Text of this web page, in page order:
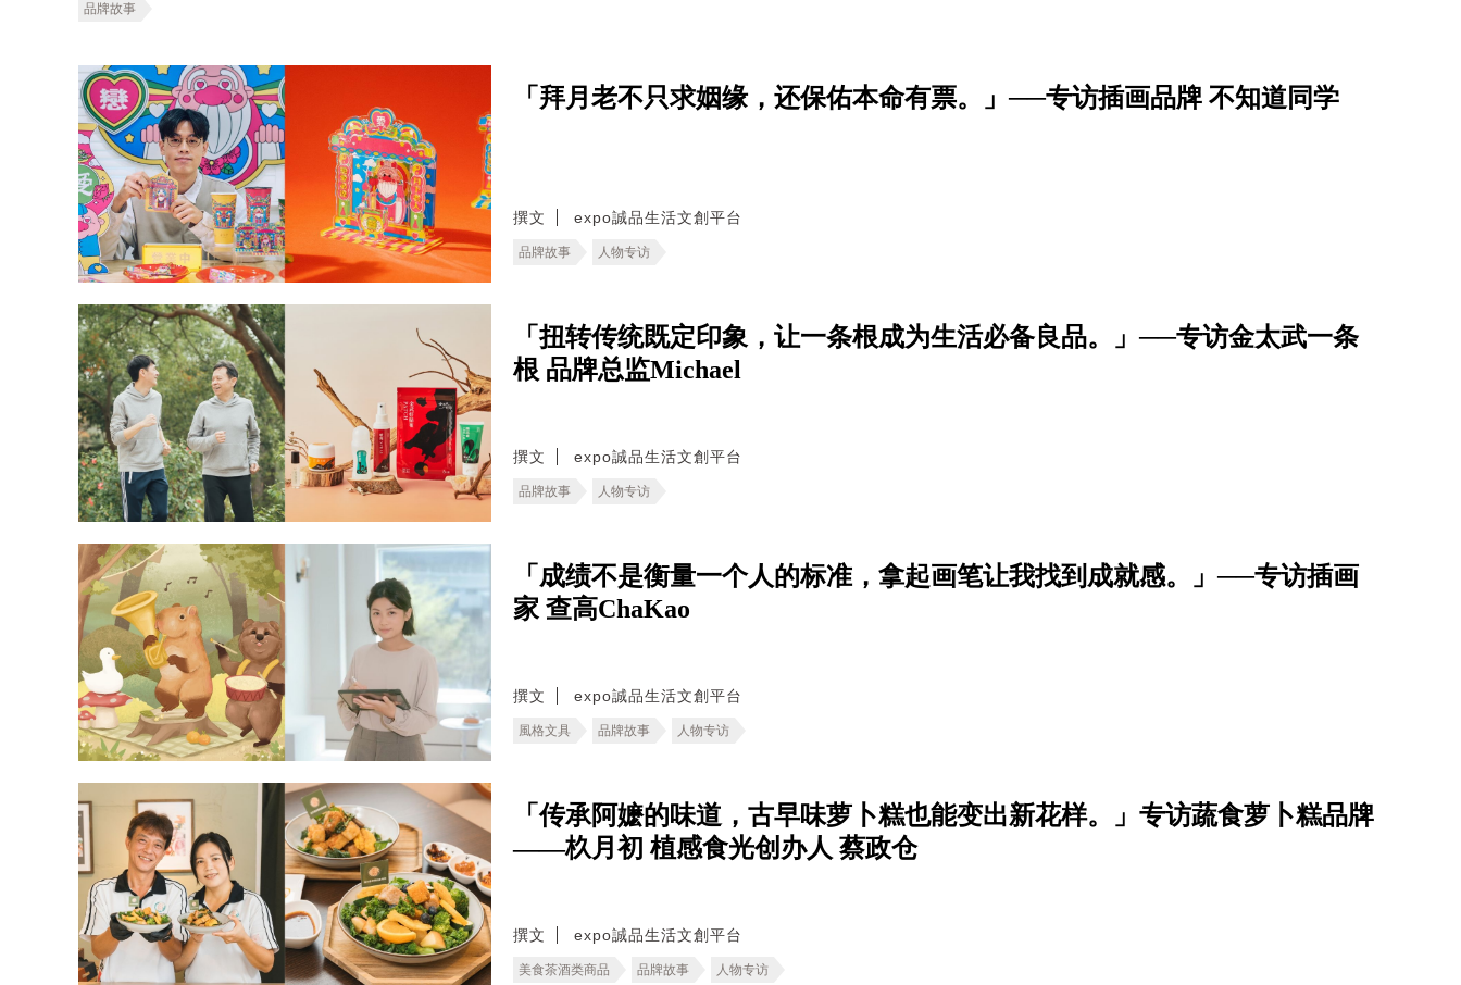
品牌故事
「拜月老不只求姻缘，还保佑本命有票。」──专访插画品牌 不知道同学
撰文 expo誠品生活文創平台
品牌故事 人物专访
「扭转传统既定印象，让一条根成为生活必备良品。」──专访金太武一条
根 品牌总监Michael
撰文 expo誠品生活文創平台
品牌故事 人物专访
「成绩不是衡量一个人的标准，拿起画笔让我找到成就感。」──专访插画
家 查高ChaKao
撰文 expo誠品生活文創平台
風格文具 品牌故事 人物专访
「传承阿嬷的味道，古早味萝卜糕也能变出新花样。」专访蔬食萝卜糕品牌
——杦月初 植感食光创办人 蔡政仓
撰文 expo誠品生活文創平台
美食茶酒类商品 品牌故事 人物专访